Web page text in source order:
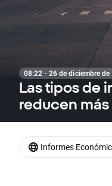
08:22 · 26 de diciembre
Las tipos de
reducen
Informes